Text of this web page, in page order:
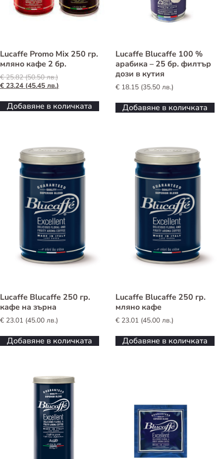
Lucaffe Promo Mix 250 гр.
мляно кафе 2 бр.
€25.82(50.50лв.)Original
price
€ 25.82
(50.50 лв.).
€ 23.24 (45.45 лв.)
е:
€ 23.24
Добавяне в количката
Lucaffe Blucaffe 100 %
арабика – 25 бр. филтър
дози в кутия
€18.15(35.50 лв.)
Добавяне в количката
Lucaffe Blucaffe 250 гр.
кафе на зърна
€ 23.01 (45.00 лв.)
Добавяне в количката
Lucaffe Blucaffe 250 гр.
мляно кафе
€23.01 (45.00 лв.)
Добавяне в количката